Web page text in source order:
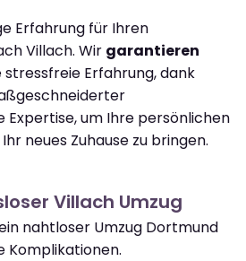
Erfahrung für Ihren
Villach. Wir garantieren
stressfreie Erfahrung, dank
Expertise, um Ihre persönlichen
neues Zuhause zu bringen.
Villach Umzug
nahtloser Umzug Dortmund
Komplikationen.